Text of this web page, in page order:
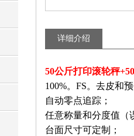
详细介绍
50公斤打印滚轮秤
100%。 FS。去皮和
自动零点追踪；
任意称量和分度值（
台面尺寸可定制；